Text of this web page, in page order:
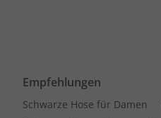
Empfehlungen
Schwarze Hose für Damen